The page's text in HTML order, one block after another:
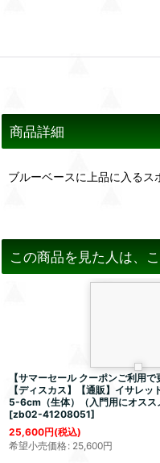
商品詳細
ブルーベースに上品に入るス
この商品を見た人は、
【サマーセール クーポンご利用で
【ディスカス】【通販】イサレッ
5-6cm（生体）（入門用にオスス
[zb02-41208051]
25,600円(税込)
希望小売価格: 25,600円